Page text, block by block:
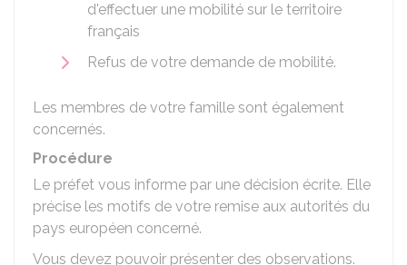
d'effectuer une mobilité sur le territoire
français
Refus de votre demande de mobilité.
Les membres de votre famille sont également
concernés.
Procédure
Le préfet vous informe par une décision écrite. Elle
précise les motifs de votre remise aux autorités du
pays européen concerné.
Vous devez pouvoir présenter des observations.